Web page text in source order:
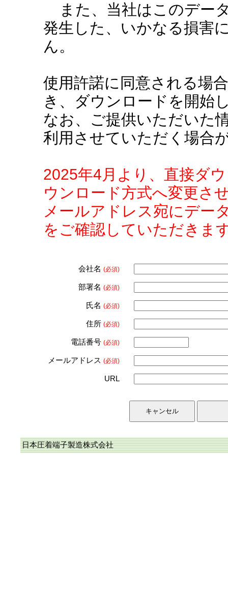
また、当社はこのデー
発生した、いかなる損害
ん。
使用許諾に同意される場
き、ダウンロードを開始
なお、ご提供いただいた
利用させていただく場合
2025年4月より、直接ダ
ウンロード方式へ変更さ
メールアドレス宛にデー
をご確認していただきま
会社名 (必須)
部署名 (必須)
氏名 (必須)
住所 (必須)
電話番号 (必須)
メールアドレス (必須)
URL
日本圧着端子製造株式会社